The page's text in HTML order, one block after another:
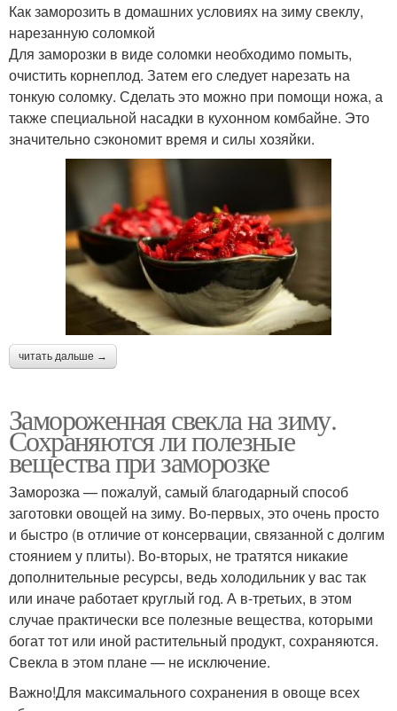
Как заморозить в домашних условиях на зиму свеклу,
нарезанную соломкой
Для заморозки в виде соломки необходимо помыть,
очистить корнеплод. Затем его следует нарезать на
тонкую соломку. Сделать это можно при помощи ножа, а
также специальной насадки в кухонном комбайне. Это
значительно сэкономит время и силы хозяйки.
читать дальше →
Замороженная свекла на зиму.
Сохраняются ли полезные
вещества при заморозке
Заморозка — пожалуй, самый благодарный способ
заготовки овощей на зиму. Во-первых, это очень просто
и быстро (в отличие от консервации, связанной с долгим
стоянием у плиты). Во-вторых, не тратятся никакие
дополнительные ресурсы, ведь холодильник у вас так
или иначе работает круглый год. А в-третьих, в этом
случае практически все полезные вещества, которыми
богат тот или иной растительный продукт, сохраняются.
Свекла в этом плане — не исключение.
Важно!Для максимального сохранения в овоще всех